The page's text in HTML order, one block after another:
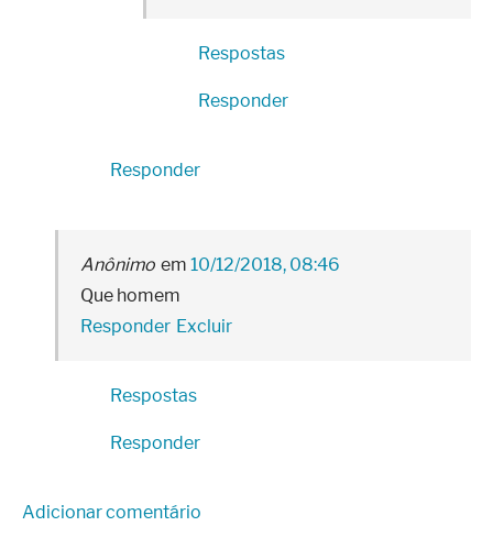
Respostas
Responder
Responder
Anônimo
10/12/2018, 08:46
Que homem
Responder Excluir
Respostas
Responder
Adicionar comentário